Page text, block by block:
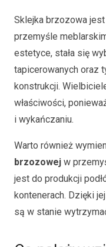
Sklejka brzozowa
przemyśle
estetyce, stała się
tapicerowanych oraz
konstrukcji.
właściwości,
i wykańczaniu.
Warto również
brzozowej w
jest do produkcji
kontenerach. Dzięki
są w stanie